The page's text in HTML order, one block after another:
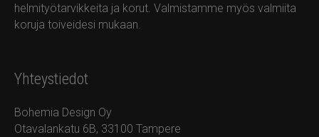
helmityötarvikkeita ja korut. Valmistamme myös valmiita
koruja toiveidesi mukaan.
Yhteystiedot
Bohemia Design Oy
Otavalankatu 6B, 33100 Tampere